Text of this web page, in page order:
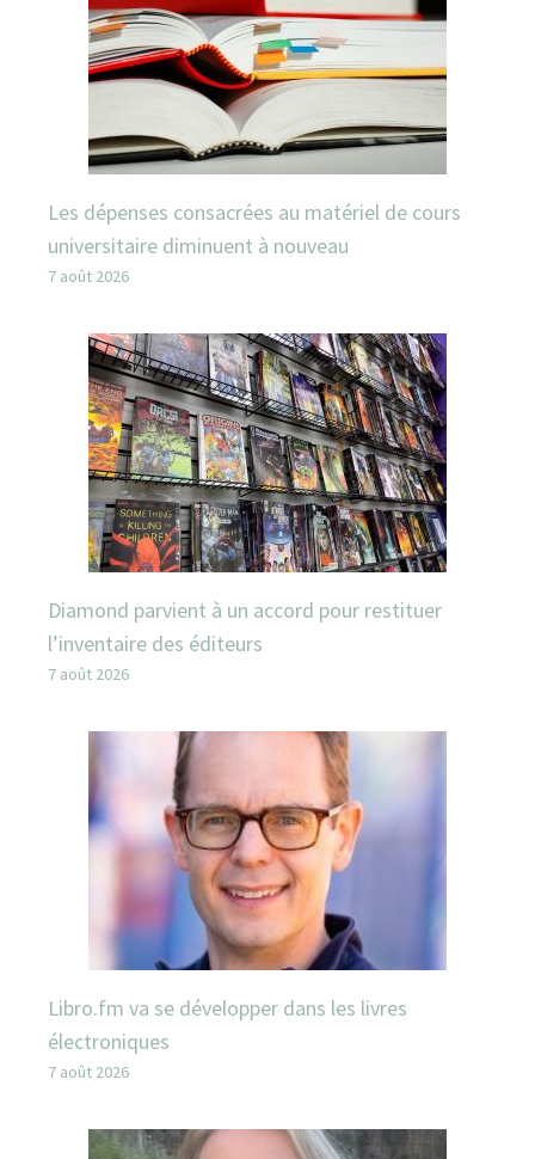
Les dépenses consacrées au matériel de cours
universitaire diminuent à nouveau
7 août 2026
Diamond parvient à un accord pour restituer
l’inventaire des éditeurs
7 août 2026
Libro.fm va se développer dans les livres
électroniques
7 août 2026